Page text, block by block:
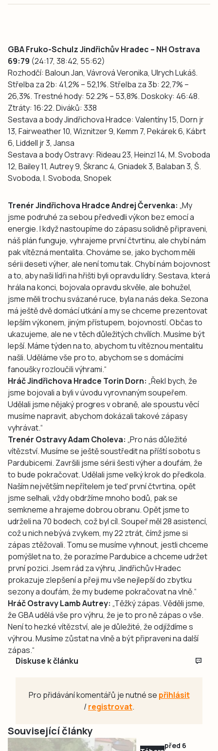
GBA Fruko-Schulz Jindřichův Hradec – NH Ostrava
69:79 (24:17, 38:42, 55:62)
Rozhodčí: Baloun Jan, Vávrová Veronika, Ulrych Lukáš.
Střelba za 2b: 41,2% – 52,1%. Střelba za 3b: 22,7% –
26,3%. Trestné hody: 52.2% – 53,8%. Doskoky: 46:48.
Ztráty: 16:22. Diváků: 338
Sestava a body Jindřichova Hradce: Valentíny 15, Dorn jr
13, Fairweather 10, Wiznitzer 9, Kemm 7, Pekárek 6, Kábrt
6, Liddell jr 3, Jansa
Sestava a body Ostravy: Rideau 23, Heinzl 14, M. Svoboda
12, Bailey 11, Autrey 9, Škranc 4, Gniadek 3, Balaban 3, Š.
Svoboda, I. Svoboda, Snopek
Trenér Jindřichova Hradce Andrej Červenka: „My
jsme podruhé za sebou předvedli výkon bez emocí a
energie. I když nastoupíme do zápasu solidně připraveni,
náš plán funguje, vyhrajeme první čtvrtinu, ale chybí nám
pak vítězná mentalita. Chováme se, jako bychom měli
sérii deseti výher, ale není tomu tak. Chybí nám bojovnost
a to, aby naši lídři na hřišti byli opravdu lídry. Sestava, která
hrála na konci, bojovala opravdu skvěle, ale bohužel,
jsme měli trochu svázané ruce, byla na nás deka. Sezona
má ještě dvě domácí utkání a my se chceme prezentovat
lepším výkonem, jiným přístupem, bojovností. Občas to
ukazujeme, ale ne v těch důležitých chvílích. Musíme být
lepší. Máme týden na to, abychom tu vítěznou mentalitu
našli. Uděláme vše pro to, abychom se s domácími
fanoušky rozloučili výhrami.“
Hráč Jindřichova Hradce Torin Dorn: „Řekl bych, že
jsme bojovali a byli v úvodu vyrovnaným soupeřem.
Udělali jsme nějaký progres v obraně, ale spoustu věcí
musíme napravit, abychom dokázali takové zápasy
vyhrávat.“
Trenér Ostravy Adam Choleva: „Pro nás důležité
vítězství. Musíme se ještě soustředit na příští sobotu s
Pardubicemi. Završili jsme sérii šesti výher a doufám, že
to bude pokračovat. Udělali jsme velký krok do předkola.
Naším největším nepřítelem je teď první čtvrtina, opět
jsme selhali, vždy obdržíme mnoho bodů, pak se
semkneme a hrajeme dobrou obranu. Opět jsme to
udrželi na 70 bodech, což byl cíl. Soupeř měl 28 asistencí,
což u nich nebývá zvykem, my 22 ztrát, čímž jsme si
zápas ztěžovali. Tomu se musíme vyhnout, jestli chceme
pomýšlet na to, že porazíme Pardubice a chceme udržet
první pozici. Jsem rád za výhru, Jindřichův Hradec
prokazuje zlepšení a přeji mu vše nejlepší do zbytku
sezony a doufám, že my budeme pokračovat na vlně.“
Hráč Ostravy Lamb Autrey: „Těžký zápas. Věděli jsme,
že GBA udělá vše pro výhru, že je to pro ně zápas o vše.
Není to hezké vítězství, ale je důležité, že odjíždíme s
výhrou. Musíme zůstat na vlně a být připraveni na další
zápas.“
Diskuse k článku
Pro přidávání komentářů je nutné se přihlásit
/registrovat.
Související články
před 6